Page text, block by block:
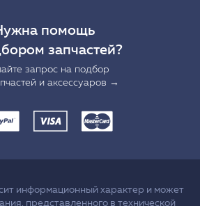
помощь
запчастей?
запрос на подбор
и аксессуаров →
информационный характер и может
представленного в технической